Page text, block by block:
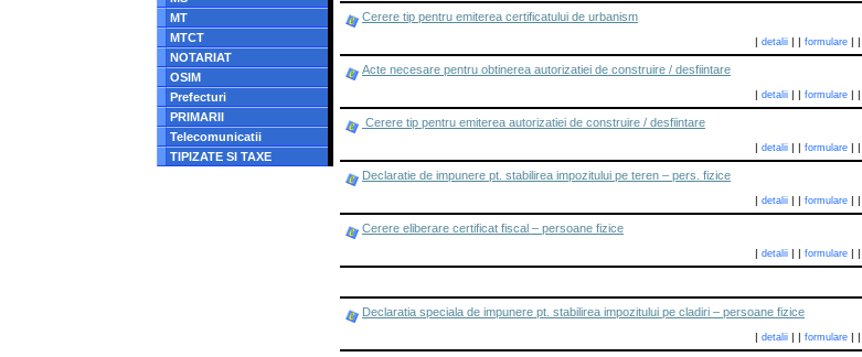
MT
MTCT
NOTARIAT
OSIM
Prefecturi
PRIMARII
Telecomunicatii
TIPIZATE SI TAXE
Cerere tip pentru emiterea certificatului de urbanism
| detalii| | formulare| |
Acte necesare pentru obtinerea autorizatiei de construire / desfiintare
| detalii| | formulare| |
Cerere tip pentru emiterea autorizatiei de construire / desfiintare
| detalii| | formulare| |
Declaratie de impunere pt. stabilirea impozitului pe teren – pers. fizice
| detalii| | formulare| |
Cerere eliberare certificat fiscal – persoane fizice
| detalii| | formulare| |
Declaratia speciala de impunere pt. stabilirea impozitului pe cladiri – persoane fizice
| detalii| | formulare| |